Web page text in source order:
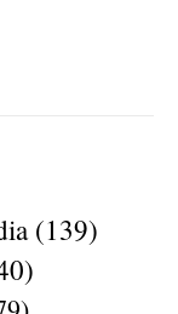
(139)